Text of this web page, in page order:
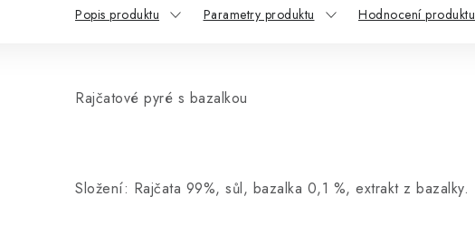
Popis produktu Parametry produktu Hodnocení produktu
Rajčatové pyré s bazalkou
Složení: Rajčata 99%, sůl, bazalka 0,1 %, extrakt z bazalky.